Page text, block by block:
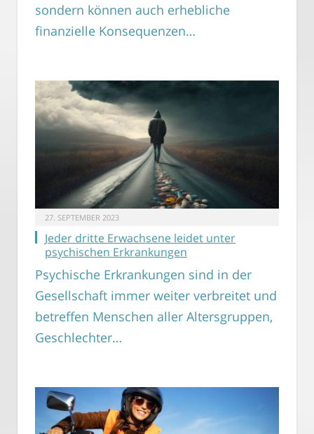
sondern können auch erhebliche
finanzielle Konsequenzen…
27. SEPTEMBER 2023
Jeder dritte Erwachsene leidet unter
psychischen Erkrankungen
Psychische Erkrankungen sind in der
Gesellschaft immer weiter verbreitet und
betreffen Menschen aller Altersgruppen,
Geschlechter…